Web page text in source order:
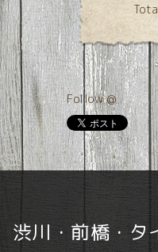
Follow @
渋川・前橋・タ